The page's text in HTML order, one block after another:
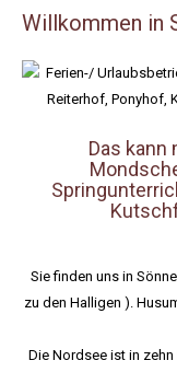
Willkommen in
Das kann
Sie finden uns in
zu den Halligen ).
Die Nordsee ist in